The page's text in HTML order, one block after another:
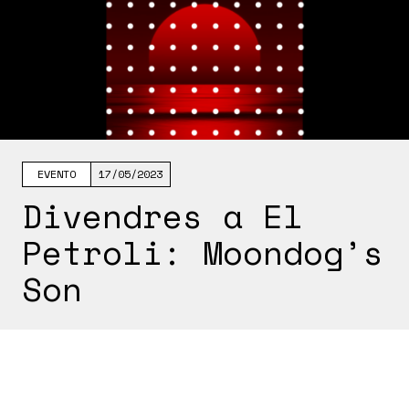
EVENTO 17/05/2023
Divendres a El
Petroli: Moondog’s
Son